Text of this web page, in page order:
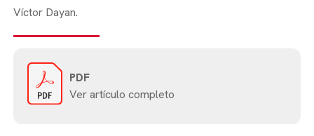
Víctor Dayan.
PDF
Ver artículo completo